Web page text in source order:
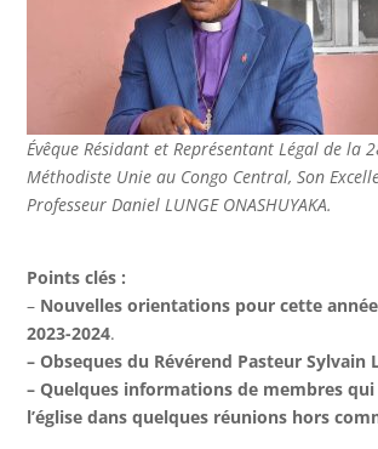
Évêque Résidant et Représentant Légal de la
Méthodiste Unie au Congo Central, Son
Professeur Daniel LUNGE ONASHUYAKA.
Points clés :
– Nouvelles orientations pour cette
2023-2024.
– Obseques du Révérend Pasteur Sylvain
– Quelques informations de membres
l’église dans quelques réunions hors